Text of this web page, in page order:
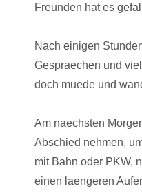
Freunden hat es
Nach einigen
Gespraechen und
doch muede und
Am naechsten
Abschied nehmen,
mit Bahn oder PKW,
einen laengeren